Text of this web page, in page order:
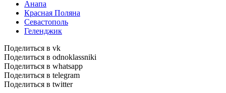
Анапа
Красная Поляна
Севастополь
Геленджик
Поделиться в vk
Поделиться в odnoklassniki
Поделиться в whatsapp
Поделиться в telegram
Поделиться в twitter